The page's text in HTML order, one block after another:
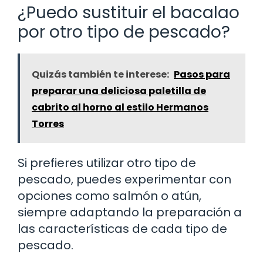
¿Puedo sustituir el bacalao
por otro tipo de pescado?
Quizás también te interese: Pasos para
preparar una deliciosa paletilla de
cabrito al horno al estilo Hermanos
Torres
Si prefieres utilizar otro tipo de
pescado, puedes experimentar con
opciones como salmón o atún,
siempre adaptando la preparación a
las características de cada tipo de
pescado.